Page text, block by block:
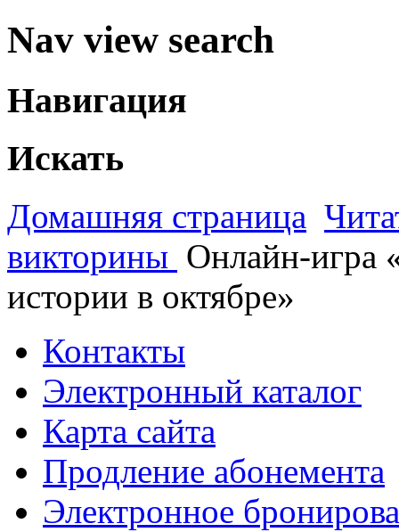
Nav view search
Навигация
Искать
Домашняя страница
викторины Онлайн-игра
истории в октябре»
Контакты
Электронный каталог
Карта сайта
Продление абонемента
Электронное